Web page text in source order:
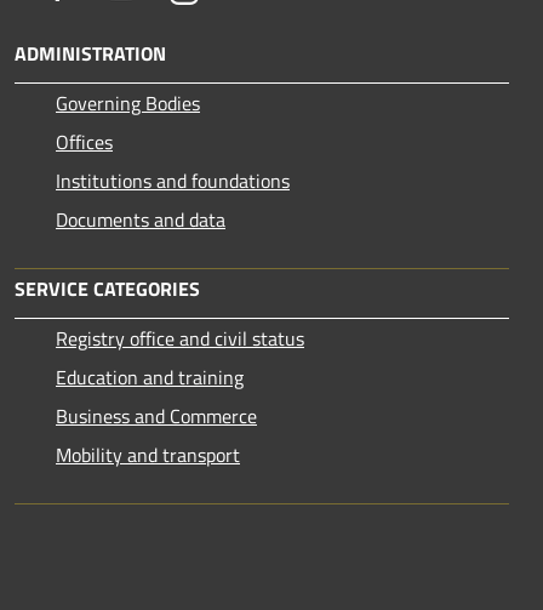
ADMINISTRATION
Governing Bodies
Offices
Institutions and foundations
Documents and data
SERVICE CATEGORIES
Registry office and civil status
Education and training
Business and Commerce
Mobility and transport